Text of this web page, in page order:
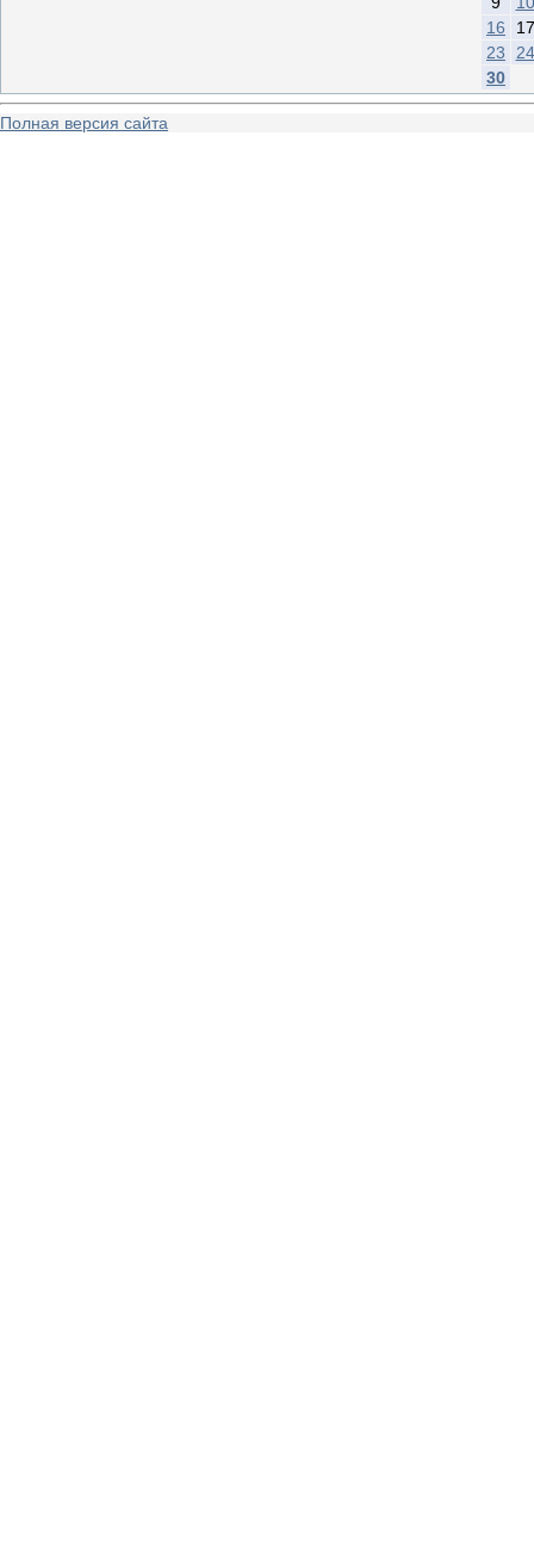
16
17
23
24
30
Полная версия сайта